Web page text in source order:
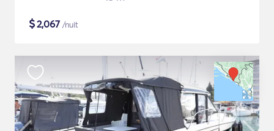
$2,067 /nuit